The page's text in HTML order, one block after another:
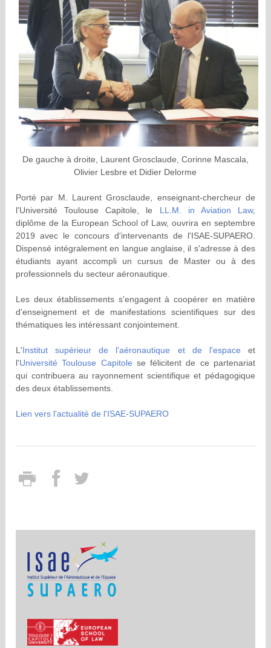
De gauche à droite, Laurent Grosclaude, Corinne Mascala,
Olivier Lesbre et Didier Delorme
Porté par M. Laurent Grosclaude, enseignant-chercheur de
l'Université Toulouse Capitole, le LL.M. in Aviation Law,
diplôme de la European School of Law, ouvrira en septembre
2019 avec le concours d'intervenants de l'ISAE-SUPAERO.
Dispensé intégralement en langue anglaise, il s'adresse à des
étudiants ayant accompli un cursus de Master ou à des
professionnels du secteur aéronautique.
Les deux établissements s'engagent à coopérer en matière
d'enseignement et de manifestations scientifiques sur des
thématiques les intéressant conjointement.
L'Institut supérieur de l'aéronautique et de l'espace et
l'Université Toulouse Capitole se félicitent de ce partenariat
qui contribuera au rayonnement scientifique et pédagogique
des deux établissements.
Lien vers l'actualité de l'ISAE-SUPAERO